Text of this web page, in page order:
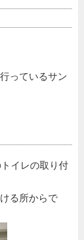
っているサン
イレの取り付
る所からで